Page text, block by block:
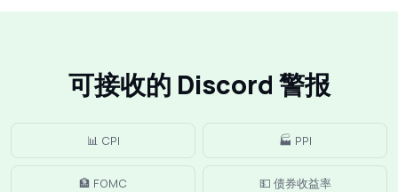
可接收的 Discord 警报
📊 CPI 🏭 PPI
🏦 FOMC 💵 债券收益率